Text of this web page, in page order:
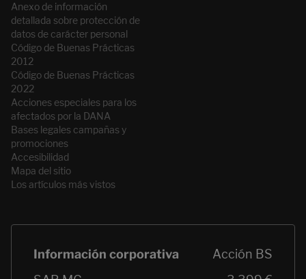
Anexo de información
detallada sobre protección de
datos de carácter personal
Código de Buenas Prácticas
2012
Código de Buenas Prácticas
2022
Acciones especiales para los
afectados por la DANA
Bases legales campañas y
promociones
Accesibilidad
Mapa del sitio
Los artículos más vistos